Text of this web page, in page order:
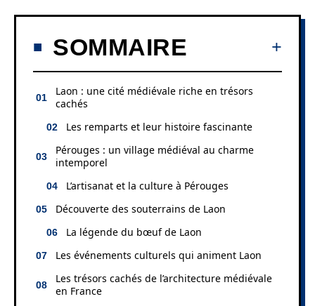
SOMMAIRE
Laon : une cité médiévale riche en trésors
cachés
Les remparts et leur histoire fascinante
Pérouges : un village médiéval au charme
intemporel
L’artisanat et la culture à Pérouges
Découverte des souterrains de Laon
La légende du bœuf de Laon
Les événements culturels qui animent Laon
Les trésors cachés de l’architecture médiévale
en France